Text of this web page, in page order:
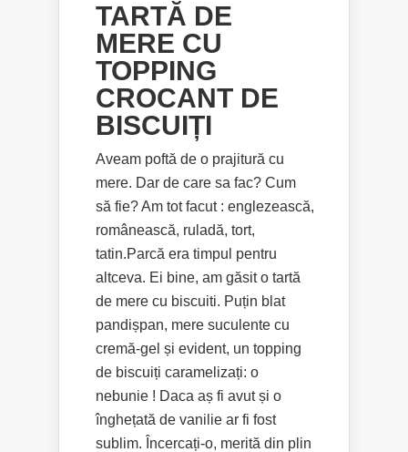
TARTĂ DE
MERE CU
TOPPING
CROCANT DE
BISCUIȚI
Aveam poftă de o prajitură cu
mere. Dar de care sa fac? Cum
să fie? Am tot facut : englezească,
românească, ruladă, tort,
tatin.Parcă era timpul pentru
altceva. Ei bine, am găsit o tartă
de mere cu biscuiti. Puțin blat
pandișpan, mere suculente cu
cremă-gel și evident, un topping
de biscuiți caramelizați: o
nebunie ! Daca aș fi avut și o
înghețată de vanilie ar fi fost
sublim. Încercați-o, merită din plin